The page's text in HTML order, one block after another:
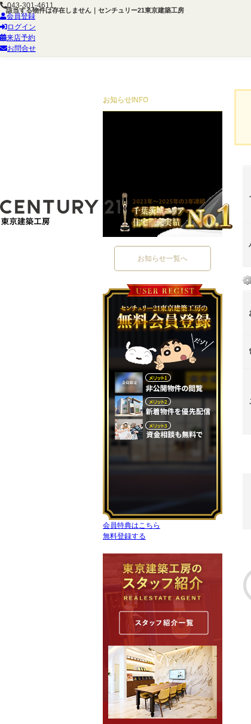
該当する物件は存在しません｜センチュリー21東京建築工房
043-301-4611
会員登録
ログイン
来店予約
お問合せ
お知らせ INFO
お知らせ一覧へ
会員特典はこちら
無料登録する